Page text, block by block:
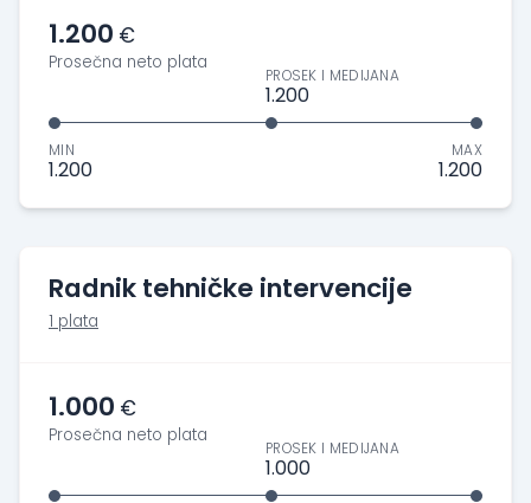
1.200 €
Prosečna neto plata
MIN
1.200
PROSEK I MEDIJANA
1.200
MAX
1.200
Radnik tehničke intervencije
1 plata
1.000 €
Prosečna neto plata
PROSEK I MEDIJANA
1.000